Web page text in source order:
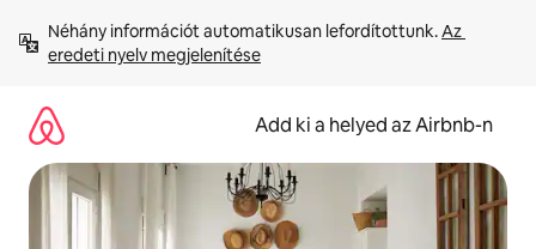
tartalomra
Néhány információt automatikusan lefordítottunk. Az
eredeti nyelv megjelenítése
Add ki a helyed az Airbnb-n